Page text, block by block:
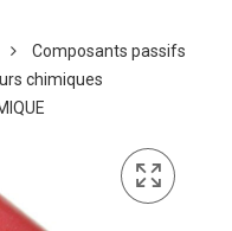
Composants passifs
chimiques